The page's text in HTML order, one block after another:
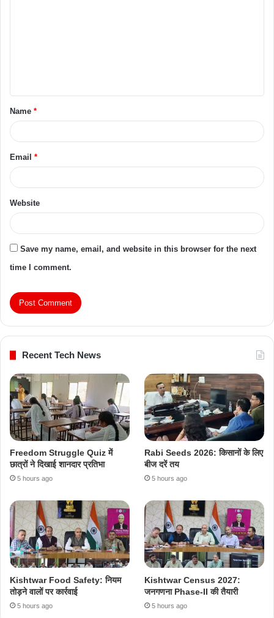
Name *
Email *
Website
Save my name, email, and website in this browser for the next
time I comment.
Recent Tech News
Freedom Struggle Quiz में
छात्रों ने दिखाई शानदार प्रतिभा
5 hours ago
Rabi Seeds 2026: किसानों के लिए
बीज दरें तय
5 hours ago
Kishtwar Food Safety: नियम
तोड़ने वालों पर कार्रवाई
5 hours ago
Kishtwar Census 2027:
जनगणना Phase-II की तैयारी
5 hours ago